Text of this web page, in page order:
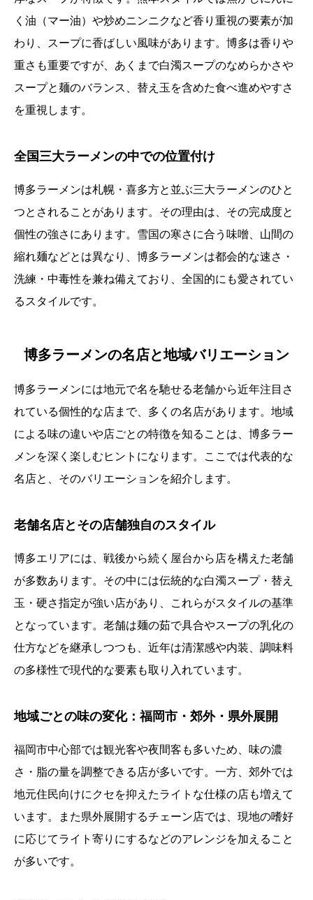
く油（マー油）や炒めニンニクなど香り重視の要素が加
わり、スープに香ばしい風味があります。博多は香りや
重さも重要ですが、あくまで白濁スープのなめらかさや
スープと麺のバランス、替え玉を含めた食べ進めやすさ
を重視します。
全国三大ラーメンの中での位置付け
博多ラーメンは札幌・喜多方と並ぶ三大ラーメンのひと
つとされることがあります。その理由は、その完成度と
個性の強さにあります。雪国の寒さに合う味噌、山間の
縮れ麺などとは異なり、博多ラーメンは都会的な速さ・
洗練・中毒性を兼ね備えており、全国的にも愛されてい
るスタイルです。
博多ラーメンの名店と地域バリエーション
博多ラーメンには地元で名を馳せる老舗から近年注目さ
れている個性的な店まで、多くの名店があります。地域
による味の違いや店ごとの特徴を知ることは、博多ラー
メンを深く楽しむヒントになります。ここでは代表的な
名店と、そのバリエーションを紹介します。
老舗名店とその店舗独自のスタイル
博多エリアには、戦後から続く屋台から店を構えた老舗
が多数あります。その中には伝統的な白濁スープ・替え
玉・硬さ指定が強い店があり、これらがスタイルの基準
となっています。老舗は麺の茹で具合やスープの乳化の
仕方などを継承しつつも、近年は清潔感や内装、調味料
の多様性で現代的な要素も取り入れています。
地域ごとの味の変化：福岡市・郊外・県外展開
福岡市中心部では観光客や夜間客も多いため、味の濃
さ・脂の量を調整できる店が多いです。一方、郊外では
地元住民向けにクセを抑えたライトな仕様の店も増えて
います。また県外展開するチェーン店では、現地の嗜好
に応じてライト寄りにするなどのアレンジを加えること
が多いです。